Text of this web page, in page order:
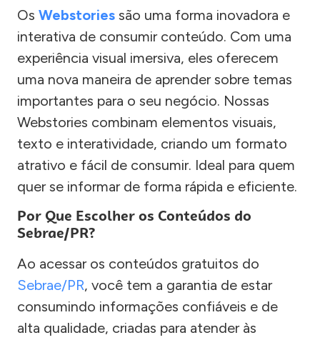
Os Webstories são uma forma inovadora e
interativa de consumir conteúdo. Com uma
experiência visual imersiva, eles oferecem
uma nova maneira de aprender sobre temas
importantes para o seu negócio. Nossas
Webstories combinam elementos visuais,
texto e interatividade, criando um formato
atrativo e fácil de consumir. Ideal para quem
quer se informar de forma rápida e eficiente.
Por Que Escolher os Conteúdos do
Sebrae/PR?
Ao acessar os conteúdos gratuitos do
Sebrae/PR, você tem a garantia de estar
consumindo informações confiáveis e de
alta qualidade, criadas para atender às